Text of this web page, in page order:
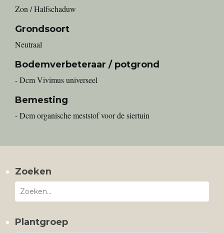
Zon / Halfschaduw
Grondsoort
Neutraal
Bodemverbeteraar / potgrond
- Dcm Vivimus universeel
Bemesting
- Dcm organische meststof voor de siertuin
Zoeken
Plantgroep